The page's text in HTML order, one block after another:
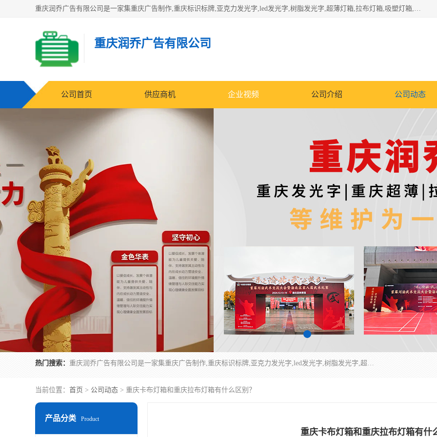
重庆润乔广告有限公司是一家集重庆广告制作,重庆标识标牌,亚克力发光字,led发光字,树脂发光字,超薄灯箱,拉布灯箱,吸塑灯箱,门头招牌,企业形象墙,写真喷绘,x展架,拉网展架,广告展架,条幅,锦旗设计,制作,施工,维护为一体的专业化广告公司.
重庆润乔广告有限公司
公司首页 供应商机 企业视频 公司介绍 公司动态
热门搜索： 重庆润乔广告有限公司是一家集重庆广告制作,重庆标识标牌,亚克力发光字,led发光字,树脂发光字,超薄灯箱,拉布灯箱,吸塑灯箱,门头招牌,企业形象墙,写真喷绘,x展架,拉网展架,广告展架,条幅,锦旗设计,制作,施工,维护为一体的专业化广告公司.
当前位置： 首页 > 公司动态 > 重庆卡布灯箱和重庆拉布灯箱有什么区别？
产品分类 Product
重庆卡布灯箱和重庆拉布灯箱有什